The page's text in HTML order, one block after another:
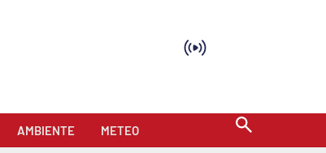
AMBIENTE METEO